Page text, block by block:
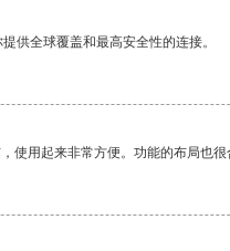
供全球覆盖和最高安全性的连接。
使用起来非常方便。功能的布局也很